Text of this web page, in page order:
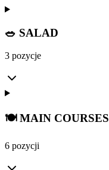
🥗 SALAD
3 pozycje
🍽️ MAIN COURSES
6 pozycji